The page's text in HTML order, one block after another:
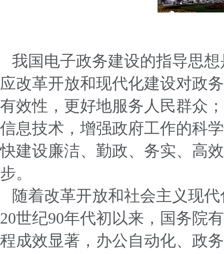
我国电子政务建设的指导思
应改革开放和现代化建设对政
有效性，更好地服务人民群众
信息技术，增强政府工作的科
快建设廉洁、勤政、务实、高
步。
随着改革开放和社会主义现
20世纪90年代初以来，国务院
程成效显著，办公自动化、政